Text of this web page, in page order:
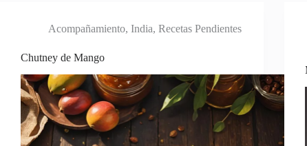
Acompañamiento, India, Recetas Pendientes
Chutney de Mango